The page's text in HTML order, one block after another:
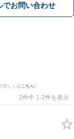
でお問い合わせ
詳しくは こちら)
2件中 1-2件を表示